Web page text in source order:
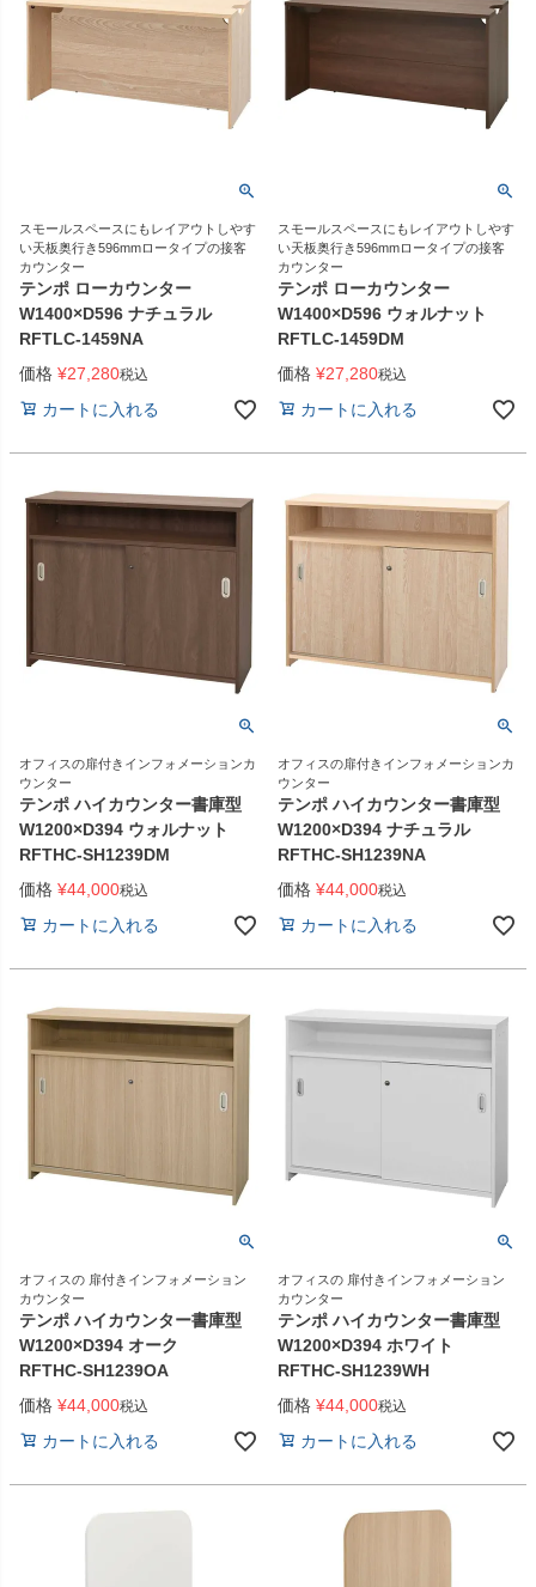
スモールスペースにもレイアウトしやす
い天板奥行き596mmロータイプの接客
カウンター
テンポ ローカウンター
W1400×D596 ナチュラル
RFTLC-1459NA
価格 ¥27,280税込
カートに入れる
スモールスペースにもレイアウトしやす
い天板奥行き596mmロータイプの接客
カウンター
テンポ ローカウンター
W1400×D596 ウォルナット
RFTLC-1459DM
価格 ¥27,280税込
カートに入れる
オフィスの扉付きインフォメーションカ
ウンター
テンポ ハイカウンター書庫型
W1200×D394 ウォルナット
RFTHC-SH1239DM
価格 ¥44,000税込
カートに入れる
オフィスの扉付きインフォメーションカ
ウンター
テンポ ハイカウンター書庫型
W1200×D394 ナチュラル
RFTHC-SH1239NA
価格 ¥44,000税込
カートに入れる
オフィスの 扉付きインフォメーション
カウンター
テンポ ハイカウンター書庫型
W1200×D394 オーク
RFTHC-SH1239OA
価格 ¥44,000税込
カートに入れる
オフィスの 扉付きインフォメーション
カウンター
テンポ ハイカウンター書庫型
W1200×D394 ホワイト
RFTHC-SH1239WH
価格 ¥44,000税込
カートに入れる